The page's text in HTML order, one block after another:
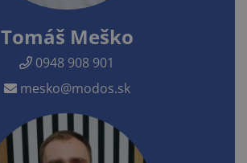
Tomáš Meško
0948 908 901
mesko@modos.sk